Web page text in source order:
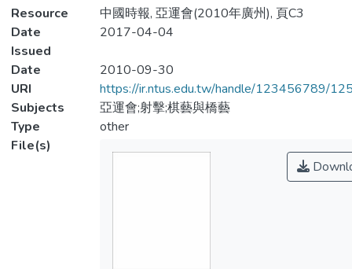
Resource
中國時報, 亞運會(2010年廣州), 頁C3
Date
Issued
2017-04-04
Date
2010-09-30
URI
https://ir.ntus.edu.tw/handle/123456789/
Subjects
亞運會;射擊;棋藝與橋藝
Type
other
File(s)